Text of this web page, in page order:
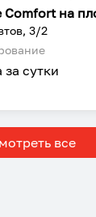
3/2
за сутки
все